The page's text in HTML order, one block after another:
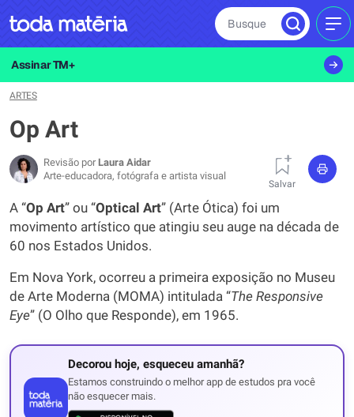
Busque
Assinar TM+
ARTES
Op Art
Revisão por Laura Aidar
Arte-educadora, fotógrafa e artista visual
Salvar
A “Op Art” ou “Optical Art” (Arte Ótica) foi um
movimento artístico que atingiu seu auge na década de
60 nos Estados Unidos.
Em Nova York, ocorreu a primeira exposição no Museu
de Arte Moderna (MOMA) intitulada “The Responsive
Eye” (O Olho que Responde), em 1965.
Decorou hoje, esqueceu amanhã?
Estamos construindo o melhor app de estudos pra você
não esquecer mais.